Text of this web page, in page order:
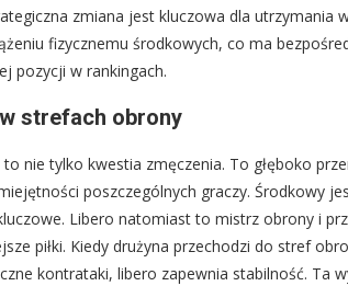
zmiana jest kluczowa dla utrzymania
fizycznemu środkowych, co ma
pozycji w rankingach.
strefach obrony
nie tylko kwestia zmęczenia. To głęboko
poszczególnych graczy. Środkowy
Libero natomiast to mistrz obrony i
piłki. Kiedy drużyna przechodzi do stref
kontrataki, libero zapewnia stabilność. Ta